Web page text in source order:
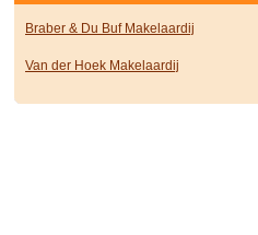
Braber & Du Buf Makelaardij
Van der Hoek Makelaardij